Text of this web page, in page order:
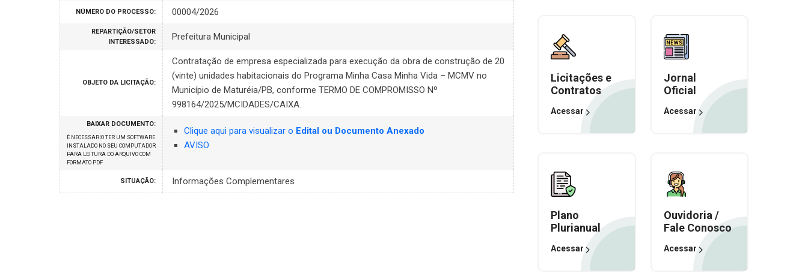
NÚMERO DO PROCESSO: 00004/2026
REPARTIÇÃO/SETOR
INTERESSADO:
Prefeitura Municipal
OBJETO DA LICITAÇÃO:
Contratação de empresa especializada para execução da obra de construção de 20
(vinte) unidades habitacionais do Programa Minha Casa Minha Vida – MCMV no
Município de Maturéia/PB, conforme TERMO DE COMPROMISSO Nº
998164/2025/MCIDADES/CAIXA.
BAIXAR DOCUMENTO:
É NECESSARIO TER UM SOFTWARE
INSTALADO NO SEU COMPUTADOR
PARA LEITURA DO ARQUIVO COM
FORMATO PDF
Clique aqui para visualizar o Edital ou Documento Anexado
AVISO
SITUAÇÃO: Informações Complementares
Licitações e
Contratos
Acessar
Jornal
Oficial
Acessar
Plano
Plurianual
Acessar
Ouvidoria /
Fale Conosco
Acessar